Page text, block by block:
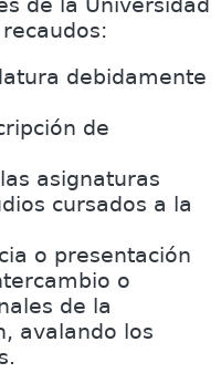
de la Universidad
debidamente
de
asignaturas
cursados a la
o presentación
o
de la
avalando los